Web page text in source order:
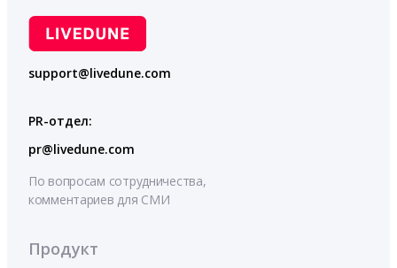
support@livedune.com
PR-отдел:
pr@livedune.com
По вопросам сотрудничества,
комментариев для СМИ
Продукт